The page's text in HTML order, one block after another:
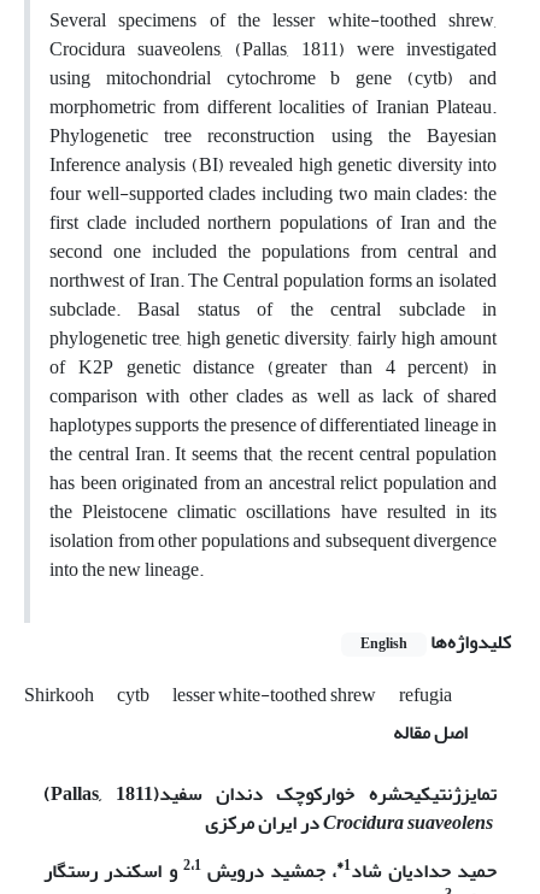
Several specimens of the lesser white-toothed shrew,
Crocidura suaveolens, (Pallas, 1811) were investigated
using mitochondrial cytochrome b gene (cytb) and
morphometric from different localities of Iranian Plateau.
Phylogenetic tree reconstruction using the Bayesian
Inference analysis (BI) revealed high genetic diversity into
four well-supported clades including two main clades: the
first clade included northern populations of Iran and the
second one included the populations from central and
northwest of Iran. The Central population forms an isolated
subclade. Basal status of the central subclade in
phylogenetic tree, high genetic diversity, fairly high amount
of K2P genetic distance (greater than 4 percent) in
comparison with other clades as well as lack of shared
haplotypes supports the presence of differentiated lineage in
the central Iran. It seems that, the recent central population
has been originated from an ancestral relict population and
the Pleistocene climatic oscillations have resulted in its
isolation from other populations and subsequent divergence
into the new lineage.
کلیدواژه‌ها
English
Shirkooh cytb lesser white-toothed shrew
refugia
اصل مقاله
تمایزژنتیکیحشره خوارکوچک دندان سفید(Pallas, 1811)
Crocidura suaveolensدر ایران مرکزی
حمید حدادیان شاد1* ، جمشید درویش
و اسکندر رستگار